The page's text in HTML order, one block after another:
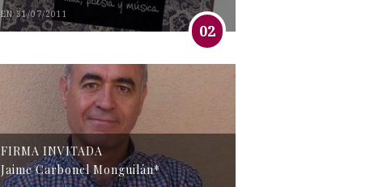
EN 31/07/2011
02
FIRMA INVITADA
Jaime Carbonel Monguilán*